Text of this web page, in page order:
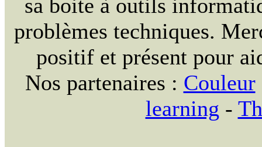
sa boite à outils
problèmes techniques.
positif et présent pour
Nos partenaires : Couleur
learning -